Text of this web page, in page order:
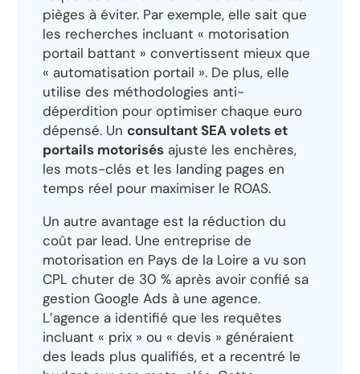
pièges à éviter. Par exemple, elle sait que
les recherches incluant « motorisation
portail battant » convertissent mieux que
« automatisation portail ». De plus, elle
utilise des méthodologies anti-
déperdition pour optimiser chaque euro
dépensé. Un consultant SEA volets et
portails motorisés ajuste les enchères,
les mots-clés et les landing pages en
temps réel pour maximiser le ROAS.
Un autre avantage est la réduction du
coût par lead. Une entreprise de
motorisation en Pays de la Loire a vu son
CPL chuter de 30 % après avoir confié sa
gestion Google Ads à une agence.
L’agence a identifié que les requêtes
incluant « prix » ou « devis » généraient
des leads plus qualifiés, et a recentré le